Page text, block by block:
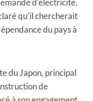
d'électricité.
qu'il chercherait
du pays à
du Japon, principal
de